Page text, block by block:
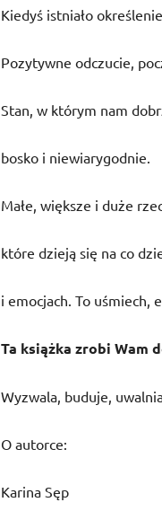
Kiedyś istniało
Pozytywne odczucie,
Stan, w którym nam
bosko i niewiarygodnie.
Małe, większe i duże
które dzieją się na co
i emocjach. To uśmiech,
Ta książka zrobi Wam
Wyzwala, buduje,
O autorce:
Karina Sęp